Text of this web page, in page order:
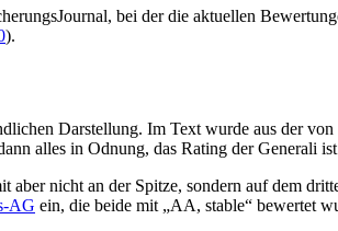
bei der die aktuellen
).
Darstellung. Im Text wurde aus der
alles in Odnung, das Rating der Generali
nicht an der Spitze, sondern auf dem
AG ein, die beide mit „AA, stable“ bewertet